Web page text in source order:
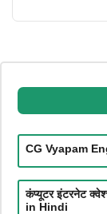
CG Vyapam
कंप्यूटर इंटरनेट
in Hindi